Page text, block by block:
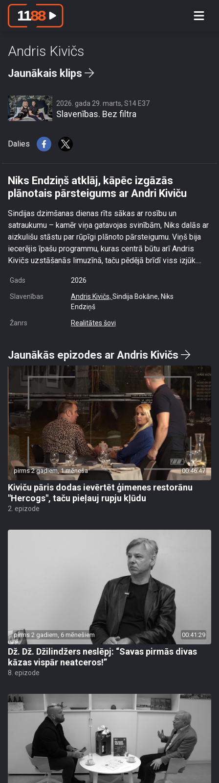
Andris Kivičs
Jaunākais klips
Niks Endziņš atklāj, kāpēc izgāzās
2026. gada 29. marts, S14 E37
Slavenības. Bez filtra
Dalies
Niks Endziņš atklāj, kāpēc izgāzās
plānotais pārsteigums ar Andri Kiviču
Sindijas dzimšanas dienas rīts sākas ar rosību un
satraukumu – kamēr viņa gatavojas svinībām, Niks dalās ar
aizkulišu stāstu par rūpīgi plānoto pārsteigumu. Viņš bija
iecerējis īpašu programmu, kuras centrā būtu arī Andris
Kivičs uzstāšanās limuzīnā, taču pēdējā brīdī viss izjūk....
Gads 2026
Slavenības Andris Kivičs, Sindija Bokāne, Niks
Endziņš
Žanrs Realitātes šovi
Jaunākās epizodes ar Andris Kivičs
pirms 2 gadiem, 1 mēneša 00:46:47
Kiviču pāris dodas ievērtēt ģimenes restorānu
"Hercogs", taču pieļauj rupju kļūdu
2. epizode
pirms 2 gadiem, 6 mēnešiem 00:41:29
Dž. Dž. Džilindžers neslēpj: “Savas pirmās divas
kāzas vispār neatceros!”
8. epizode